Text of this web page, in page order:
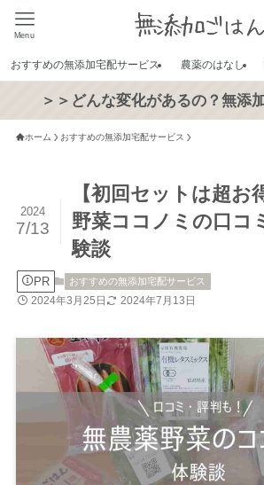
Menu
おすすめの無添加宅配サービス 農薬のはなし
＞＞どんな変化があるの？無添
ホーム おすすめの無添加宅配サービス
【初回セットは超お
野菜ココノミの口コ
験談
2024
7/13
PR おすすめの無添加宅配サービス
2024年3月25日 2024年7月13日